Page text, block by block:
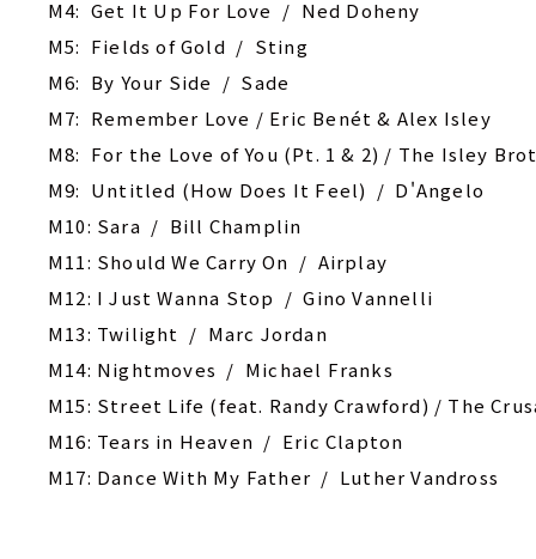
M4: Get It Up For Love / Ned Doheny
M5: Fields of Gold / Sting
M6: By Your Side / Sade
M7: Remember Love / Eric Benét & Alex Isley
M8: For the Love of You (Pt. 1 & 2) / The Isley
M9: Untitled (How Does It Feel) / D'Angelo
M10: Sara / Bill Champlin
M11: Should We Carry On / Airplay
M12: I Just Wanna Stop / Gino Vannelli
M13: Twilight / Marc Jordan
M14: Nightmoves / Michael Franks
M15: Street Life (feat. Randy Crawford) / The
M16: Tears in Heaven / Eric Clapton
M17: Dance With My Father / Luther Vandross